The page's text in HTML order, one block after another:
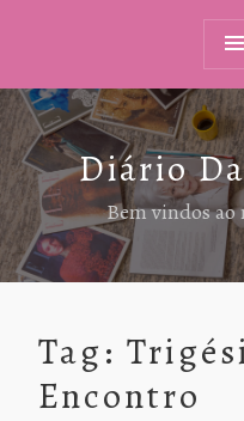
Diário
Bem vindos
Tag:
Encontro